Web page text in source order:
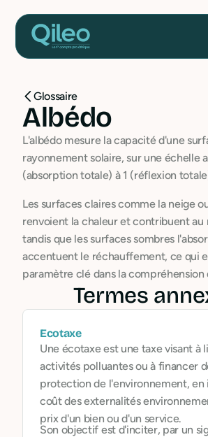
Glossaire
Albédo
L'albédo mesure la capacité d'une
rayonnement solaire, sur une échelle
(absorption totale) à 1 (réflexion
Les surfaces claires comme la neige
renvoient la chaleur et contribuent au
tandis que les surfaces sombres
accentuent le réchauffement, ce qui
paramètre clé dans la compréhension
Termes
Ecotaxe
Une écotaxe est une taxe visant à
activités polluantes ou à financer
protection de l'environnement, en
coût des externalités
prix d'un bien ou d'un service.
Son objectif est d'inciter, par un